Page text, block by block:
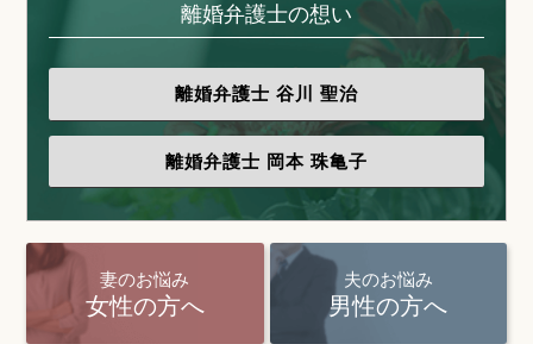
離婚弁護士の想い
離婚弁護士 谷川 聖治
離婚弁護士 岡本 珠亀子
妻のお悩み
女性の方へ
夫のお悩み
男性の方へ